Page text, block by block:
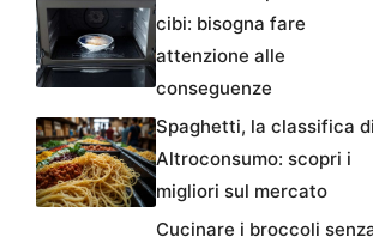
cibi: bisogna fare
attenzione alle
conseguenze
Spaghetti, la classifica di
Altroconsumo: scopri i
migliori sul mercato
Cucinare i broccoli